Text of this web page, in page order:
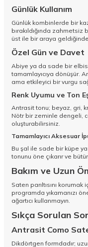
Günlük Kullanım
Günlük kombinlerde bir
bırakıldığında
üst ile bir araya
Özel Gün ve Davet
Abiye ya da sade bir
tamamlayıcıya dönüşür.
ama etkileyici bir vurgu
Renk Uyumu ve Ton
Antrasit tonu; beyaz, gri,
Nötr bir zeminle dengeli,
oluşturabilirsiniz.
Tamamlayıcı Aksesuar
Bu şal ile sade bir küpe
tonunu öne çıkarır ve
Bakım ve Uzun
Saten parıltısını
programda yıkamanızı
ağartıcı kullanmayın.
Sıkça Sorulan
Antrasit Como
Dikdörtgen formdadır;